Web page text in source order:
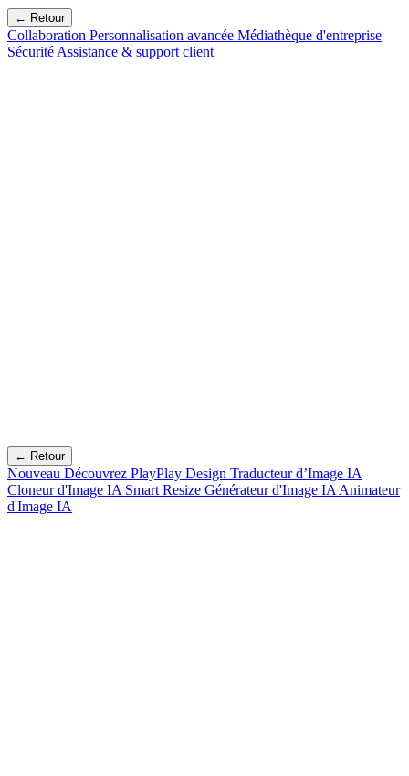
← Retour
Collaboration Personnalisation avancée Médiathèque d'entreprise
Sécurité Assistance & support client
← Retour
Nouveau Découvrez PlayPlay Design Traducteur d’Image IA
Cloneur d'Image IA Smart Resize Générateur d'Image IA Animateur
d'Image IA